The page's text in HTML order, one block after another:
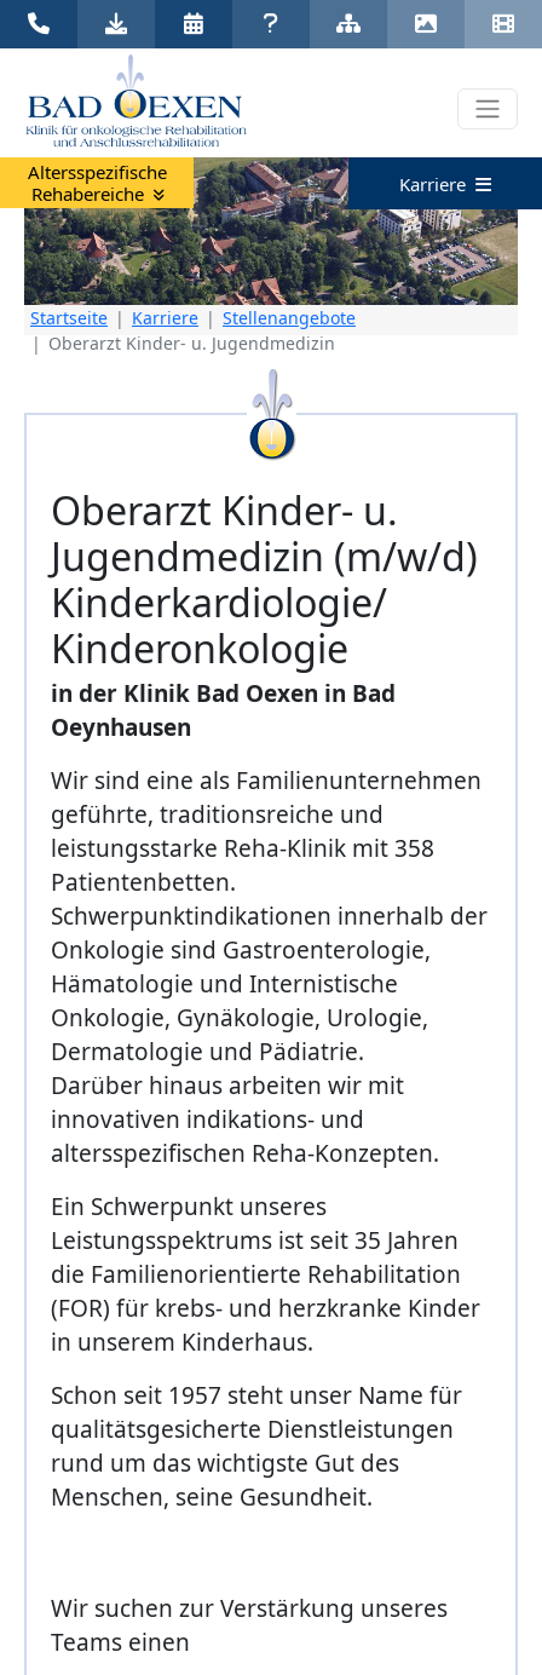
Klinik Bad Oexen | 05731 537 0 |klinik@badoexen.de
Startseite Karriere
Stellenangebote
Oberarzt Kinder- u. Jugendmedizin
Oberarzt Kinder- u.
Jugendmedizin (m/w/d)
Kinderkardiologie/
Kinderonkologie
in der Klinik Bad Oexen in Bad
Oeynhausen
Wir sind eine als Familienunternehmen
geführte, traditionsreiche und
leistungsstarke Reha-Klinik mit 358
Patientenbetten.
Schwerpunktindikationen innerhalb der
Onkologie sind Gastroenterologie,
Hämatologie und Internistische
Onkologie, Gynäkologie, Urologie,
Dermatologie und Pädiatrie.
Darüber hinaus arbeiten wir mit
innovativen indikations- und
altersspezifischen Reha-Konzepten.
Ein Schwerpunkt unseres
Leistungsspektrums ist seit 35 Jahren
die Familienorientierte Rehabilitation
(FOR) für krebs- und herzkranke Kinder
in unserem Kinderhaus.
Schon seit 1957 steht unser Name für
qualitätsgesicherte Dienstleistungen
rund um das wichtigste Gut des
Menschen, seine Gesundheit.
Wir suchen zur Verstärkung unseres
Teams einen
Altersspezifische
Rehabereiche
Karriere